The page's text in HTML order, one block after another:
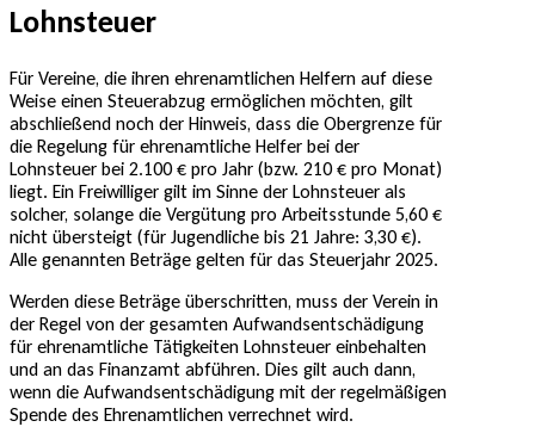
Lohnsteuer
Für Vereine, die ihren ehrenamtlichen Helfern auf diese
Weise einen Steuerabzug ermöglichen möchten, gilt
abschließend noch der Hinweis, dass die Obergrenze für
die Regelung für ehrenamtliche Helfer bei der
Lohnsteuer bei 2.100 € pro Jahr (bzw. 210 € pro Monat)
liegt. Ein Freiwilliger gilt im Sinne der Lohnsteuer als
solcher, solange die Vergütung pro Arbeitsstunde 5,60 €
nicht übersteigt (für Jugendliche bis 21 Jahre: 3,30 €).
Alle genannten Beträge gelten für das Steuerjahr 2025.
Werden diese Beträge überschritten, muss der Verein in
der Regel von der gesamten Aufwandsentschädigung
für ehrenamtliche Tätigkeiten Lohnsteuer einbehalten
und an das Finanzamt abführen. Dies gilt auch dann,
wenn die Aufwandsentschädigung mit der regelmäßigen
Spende des Ehrenamtlichen verrechnet wird.